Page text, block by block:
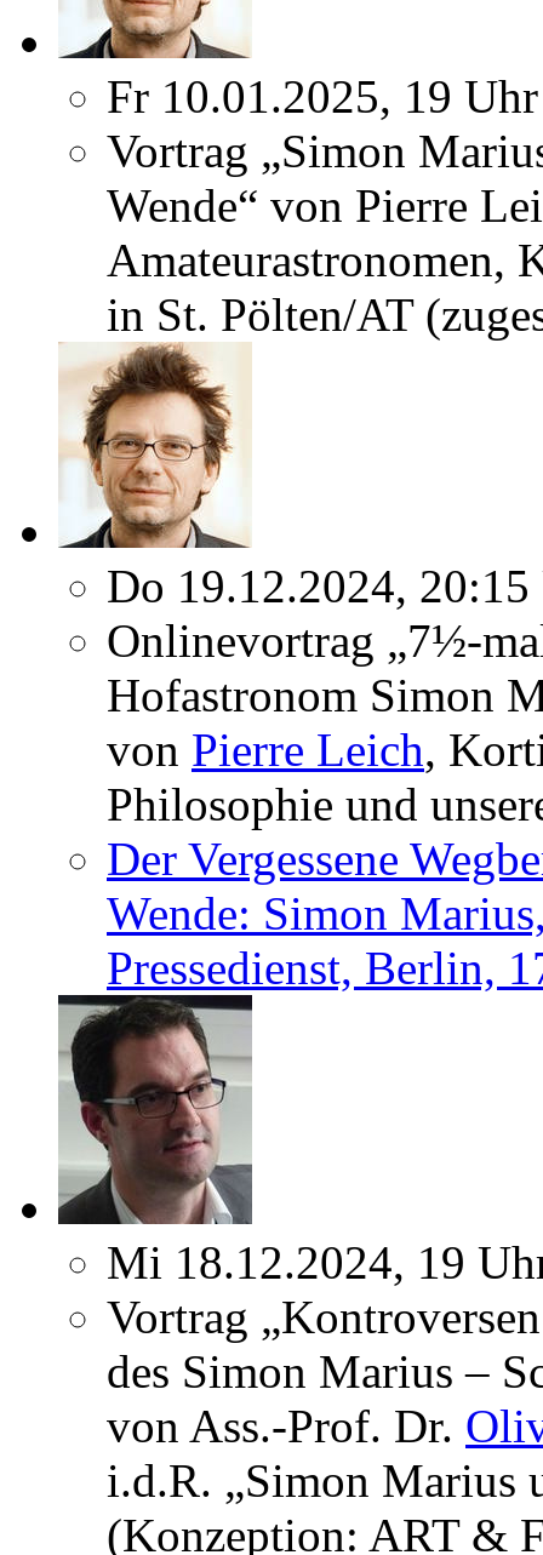
Fr 10.01.2025, 19 Uhr
Vortrag „Simon
Wende“ von Pierre
Amateurastronomen,
in St. Pölten/AT
Do 19.12.2024,
Onlinevortrag „7½-
Hofastronom Simon
von Pierre Leich,
Philosophie und
Der Vergessene
Wende: Simon
Pressedienst, Berlin,
Mi 18.12.2024, 19
Vortrag
des Simon Marius –
von Ass.-Prof. Dr.
i.d.R. „Simon Marius
(Konzeption: ART &